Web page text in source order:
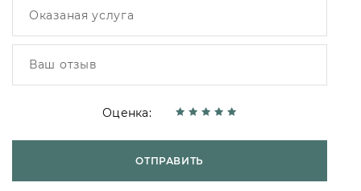
Оценка:
ОТПРАВИТЬ